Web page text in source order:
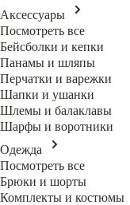
Аксессуары
Посмотреть все
Бейсболки и кепки
Панамы и шляпы
Перчатки и варежки
Шапки и ушанки
Шлемы и балаклавы
Шарфы и воротники
Одежда
Посмотреть все
Брюки и шорты
Комплекты и костюмы